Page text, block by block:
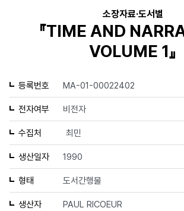
소장자료·도서별
『TIME AND
VOLUME 1』
등록번호 MA-01-00022402
전자여부 비전자
수집처 최민
생산일자 1990
형태 도서간행물
생산자 PAUL RICOEUR